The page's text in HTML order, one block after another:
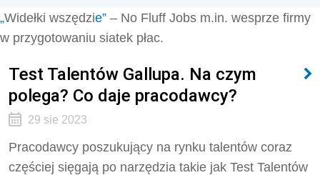
„Widełki wszędzie” – No Fluff Jobs m.in. wesprze firmy
w przygotowaniu siatek płac.
Test Talentów Gallupa. Na czym
polega? Co daje pracodawcy?
29 sie 2023
Pracodawcy poszukujący na rynku talentów coraz
częściej sięgają po narzędzia takie jak Test Talentów